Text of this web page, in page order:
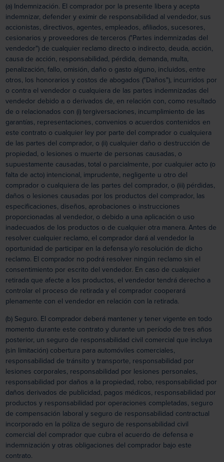
(a) Indemnización. El comprador por la presente libera y acepta
indemnizar, defender y eximir de responsabilidad al vendedor, sus
accionistas, directivos, agentes, empleados, afiliados, sucesores,
cesionarios y proveedores de terceros ("Partes indemnizadas del
vendedor") de cualquier reclamo directo o indirecto, deuda, acción,
causa de acción, responsabilidad, pérdida, demanda, multa,
penalización, fallo, omisión, daño o gasto alguno, incluidos, entre
otros, los honorarios y costos de abogados ("Daños"), incurridos por
o contra el vendedor o cualquiera de las partes indemnizadas del
vendedor debido a o derivados de, en relación con, como resultado
de o relacionados con (i) tergiversaciones, incumplimiento de las
garantías, representaciones, convenios o acuerdos contenidos en
este contrato o cualquier ley por parte del comprador o cualquiera
de las partes del comprador, o (ii) cualquier daño o destrucción de
propiedad, o lesiones o muerte de personas causadas, o
supuestamente causadas, total o parcialmente, por cualquier acto (o
falta de acto) intencional, imprudente, negligente u otro del
comprador o cualquiera de las partes del comprador, o (iii) pérdidas,
daños o lesiones causadas por los productos del comprador, las
especificaciones, diseños, aprobaciones o instrucciones
proporcionadas al vendedor, o debido a una aplicación o uso
inadecuados de los productos o de cualquier otra manera. Antes de
resolver cualquier reclamo, el comprador dará al vendedor la
oportunidad de participar en la defensa y/o resolución de dicho
reclamo. El comprador no podrá resolver ningún reclamo sin el
consentimiento por escrito del vendedor. En caso de cualquier
retirada que afecte a los productos, el vendedor tendrá derecho a
controlar el proceso de retirada y el comprador cooperará
plenamente con el vendedor en relación con la retirada.
(b) Seguro. El comprador deberá mantener y tener vigente en todo
momento durante este contrato y durante un período de tres años
posterior, un seguro de responsabilidad civil comercial que incluya
(sin limitación) cobertura para automóviles comerciales,
responsabilidad de tránsito y transporte, responsabilidad por
lesiones corporales, responsabilidad por lesiones personales,
responsabilidad por daños a la propiedad, robo, responsabilidad por
daños derivados de publicidad, pagos médicos, responsabilidad por
productos y responsabilidad por operaciones completadas, seguro
de compensación laboral y seguro de responsabilidad contractual
incorporado en la póliza de seguro de responsabilidad civil
comercial del comprador que cubra el acuerdo de defensa e
indemnización y otras obligaciones del comprador bajo este
contrato.